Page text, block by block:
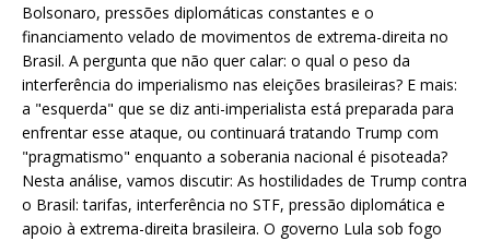
Bolsonaro, pressões diplomáticas constantes e o
financiamento velado de movimentos de extrema-direita no
Brasil. A pergunta que não quer calar: o qual o peso da
interferência do imperialismo nas eleições brasileiras? E mais:
a "esquerda" que se diz anti-imperialista está preparada para
enfrentar esse ataque, ou continuará tratando Trump com
"pragmatismo" enquanto a soberania nacional é pisoteada?
Nesta análise, vamos discutir: As hostilidades de Trump contra
o Brasil: tarifas, interferência no STF, pressão diplomática e
apoio à extrema-direita brasileira. O governo Lula sob fogo